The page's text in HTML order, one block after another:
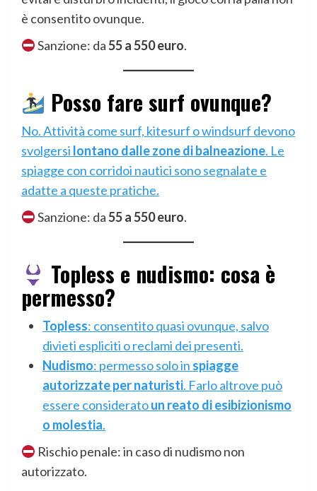
è consentito ovunque.
Sanzione: da55 a 550 euro.
Posso fare surf ovunque?
No. Attività come surf, kitesurf o windsurf devono
svolgersi lontano dalle zone di balneazione. Le
spiagge con corridoi nautici sono segnalate e
adatte a queste pratiche.
Sanzione: da55 a 550 euro.
Topless e nudismo: cosa è
permesso?
Topless: consentito quasi ovunque, salvo
divieti espliciti o reclami dei presenti.
Nudismo: permesso solo in spiagge
autorizzate per naturisti. Farlo altrove può
essere consideratoun reato di esibizionismo
o molestia.
Rischio penale: in caso di nudismo non
autorizzato.